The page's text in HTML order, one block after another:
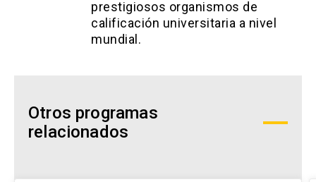
prestigiosos organismos de
calificación universitaria a nivel
mundial.
Otros programas
relacionados